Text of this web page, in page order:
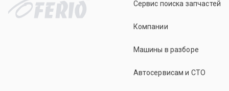
Сервис поиска запчастей
Компании
Машины в разборе
Автосервисам и СТО